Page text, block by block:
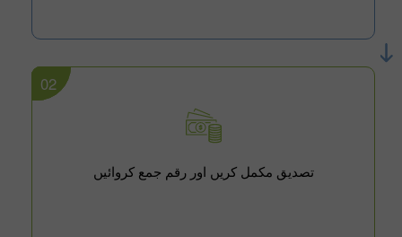
02
تصدیق مکمل کریں اور رقم جمع کروائیں